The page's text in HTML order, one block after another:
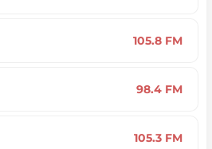
105.8 FM
98.4 FM
105.3 FM